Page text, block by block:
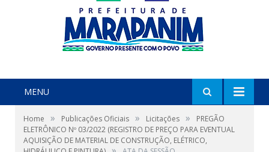
MENU
Home » Publicações Oficiais » Licitações »
PREGÃO
ELETRÔNICO Nº 03/2022 (REGISTRO DE PREÇO PARA EVENTUAL
AQUISIÇÃO DE MATERIAL DE CONSTRUÇÃO, ELÉTRICO,